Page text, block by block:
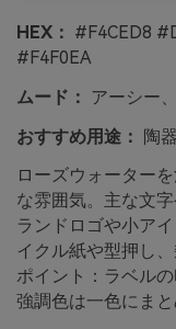
HEX： #F4CED8
#F4F0EA
ムード： アーシー
おすすめ用途： 陶
ローズウォーター
な雰囲気。主な文
ランドロゴや小ア
イクル紙や型押し
ポイント：ラベル
強調色は一色にま